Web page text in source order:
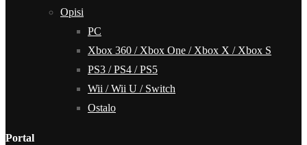
Opisi
PC
Xbox 360 / Xbox One / Xbox X / Xbox S
PS3 / PS4 / PS5
Wii / Wii U / Switch
Ostalo
Portal